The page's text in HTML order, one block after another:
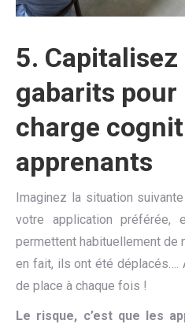
5. Capitalisez
gabarits pour
charge
apprenants
Imaginez la situation
votre application
permettent habituellement de
en fait, ils ont été déplacés….
de place à chaque fois !
Le risque, c’est que les